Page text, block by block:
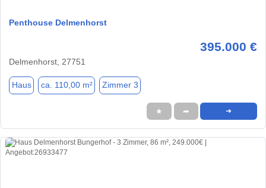
Penthouse Delmenhorst
395.000 €
Delmenhorst, 27751
Haus ca. 110,00 m² Zimmer 3
★ ➦ ➜